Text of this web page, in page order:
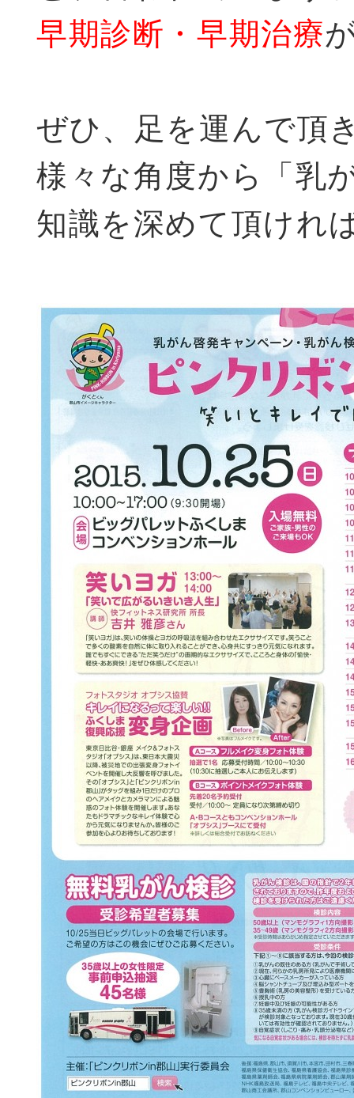
早期診断・早期治療
ぜひ、足を運んで頂
様々な角度から「乳
知識を深めて頂けれ